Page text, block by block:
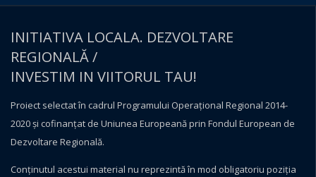
INITIATIVA LOCALA. DEZVOLTARE
REGIONALĂ /
INVESTIM IN VIITORUL TAU!
Proiect selectat în cadrul Programului Operațional Regional 2014-
2020 și cofinanțat de Uniunea Europeană prin Fondul European de
Dezvoltare Regională.
Conţinutul acestui material nu reprezintă în mod obligatoriu poziţia